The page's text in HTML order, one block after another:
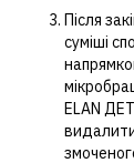
Після
суміші
ELAN